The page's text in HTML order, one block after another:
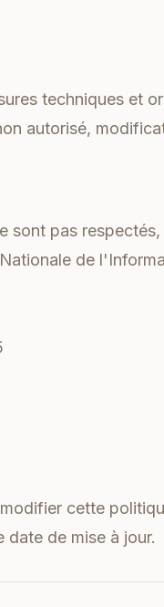
techniques et
autorisé,
sont pas
de
cette
date de mise à jour.